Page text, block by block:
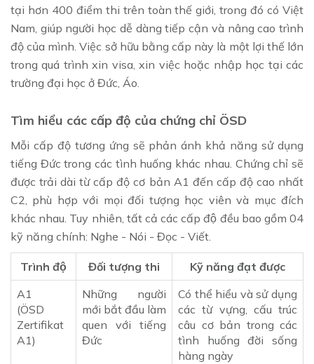
tại hơn 400 điểm thi trên toàn thế giới, trong đó có Việt
Nam, giúp người học dễ dàng tiếp cận và nâng cao trình
độ của mình. Việc sở hữu bằng cấp này là một lợi thế lớn
trong quá trình xin visa, xin việc hoặc nhập học tại các
trường đại học ở Đức, Áo.
Tìm hiểu các cấp độ của chứng chỉ ÖSD
Mỗi cấp độ tương ứng sẽ phản ánh khả năng sử dụng
tiếng Đức trong các tình huống khác nhau. Chứng chỉ sẽ
được trải dài từ cấp độ cơ bản A1 đến cấp độ cao nhất
C2, phù hợp với mọi đối tượng học viên và mục đích
khác nhau. Tuy nhiên, tất cả các cấp độ đều bao gồm 04
kỹ năng chính: Nghe - Nói - Đọc - Viết.
Trình độ Đối tượng thi
Kỹ năng đạt được
A1
(ÖSD
Zertifikat
A1)
Những người
mới bắt đầu làm
quen với tiếng
Đức
Có thể hiểu và sử dụng
các từ vựng, cấu trúc
câu cơ bản trong các
tình huống đời sống
hàng ngày